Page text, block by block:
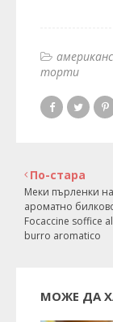
торти
По-стара
Меки пърленки
ароматно
Focaccine soffice
burro aromatico
МОЖЕ ДА